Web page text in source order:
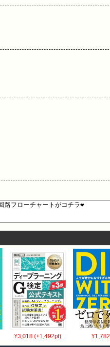
¥3,018 (+1,492pt) ¥1,782